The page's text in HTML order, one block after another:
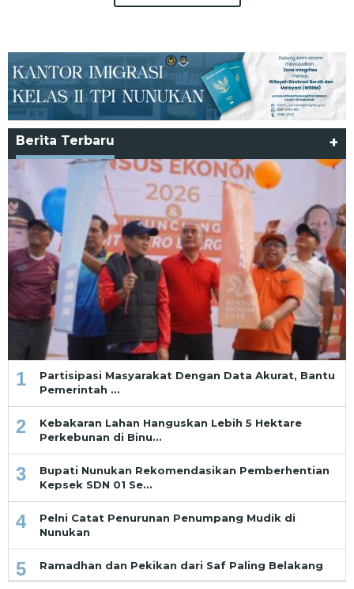
Berita Terbaru +
1
Partisipasi Masyarakat Dengan Data Akurat, Bantu
Pemerintah …
2
Kebakaran Lahan Hanguskan Lebih 5 Hektare
Perkebunan di Binu…
3
Bupati Nunukan Rekomendasikan Pemberhentian
Kepsek SDN 01 Se…
4
Pelni Catat Penurunan Penumpang Mudik di
Nunukan
5 Ramadhan dan Pekikan dari Saf Paling Belakang